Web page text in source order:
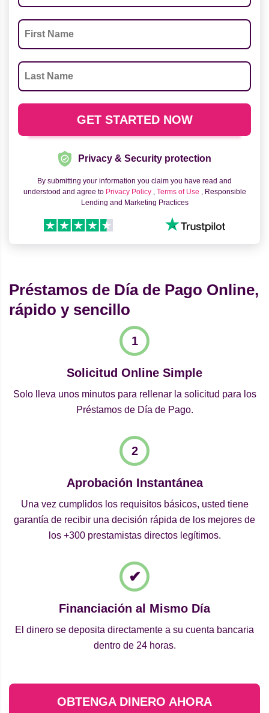
Privacy & Security protection
By submitting your information you claim you have read and
understood and agree to Privacy Policy , Terms of Use , Responsible
Lending and Marketing Practices
Préstamos de Día de Pago Online,
rápido y sencillo
Solicitud Online Simple
Solo lleva unos minutos para rellenar la solicitud para los
Préstamos de Día de Pago.
Aprobación Instantánea
Una vez cumplidos los requisitos básicos, usted tiene
garantía de recibir una decisión rápida de los mejores de
los +300 prestamistas directos legítimos.
Financiación al Mismo Día
El dinero se deposita directamente a su cuenta bancaria
dentro de 24 horas.
OBTENGA DINERO AHORA